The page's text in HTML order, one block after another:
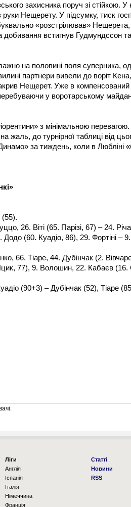
захисника поруч зі стійкою. У
Нещерету. У підсумку, тиск
«розстрілював»
встигнув Гудмундссон
на половині поля суперника,
партнери вивели до воріт
Нещерет. Уже в компенсований
у воротарському
з мінімальною
жаль, до турнірної таблиці від
за тиждень, коли в Любліні
26. Віті (65. Парізі, 67) – 24.
(60. Куадіо, 86), 29. Фортіні –
66. Тіаре, 44. Дубінчак (2.
77), 9. Волошин, 22. Кабаєв (16.
(90+3) – Дубінчак (52), Тіаре
Ліги
Англія
Іспанія
Італія
Німеччина
Франція
Статті
Новини
RSS